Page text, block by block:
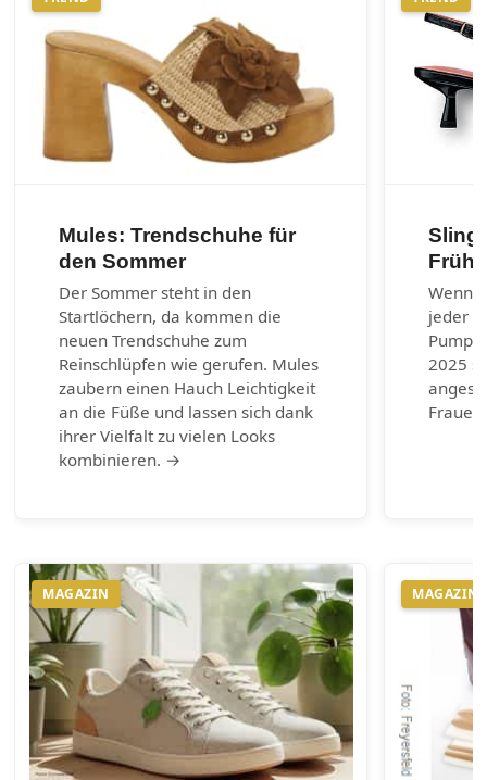
Mules: Trendschuhe für
den Sommer
Der Sommer steht in den
Startlöchern, da kommen die
neuen Trendschuhe zum
Reinschlüpfen wie gerufen. Mules
zaubern einen Hauch Leichtigkeit
an die Füße und lassen sich dank
ihrer Vielfalt zu vielen Looks
kombinieren. →
Wenn
jeder
2025
MAGAZIN MAGAZIN